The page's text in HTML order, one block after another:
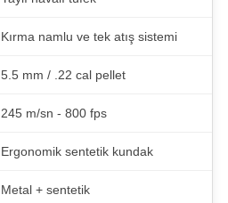
Kırma namlu ve tek atış sistemi
5.5 mm / .22 cal pellet
245 m/sn - 800 fps
Ergonomik sentetik kundak
Metal + sentetik